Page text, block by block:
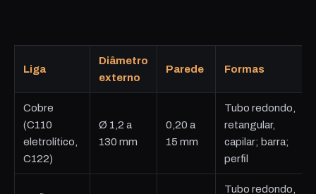
Liga
Diâmetro
externo
Parede Formas
Cobre
(C110
eletrolítico,
C122)
Ø 1,2 a
130 mm
0,20 a
15 mm
Tubo redondo,
retangular,
capilar; barra;
perfil
Tubo redondo,